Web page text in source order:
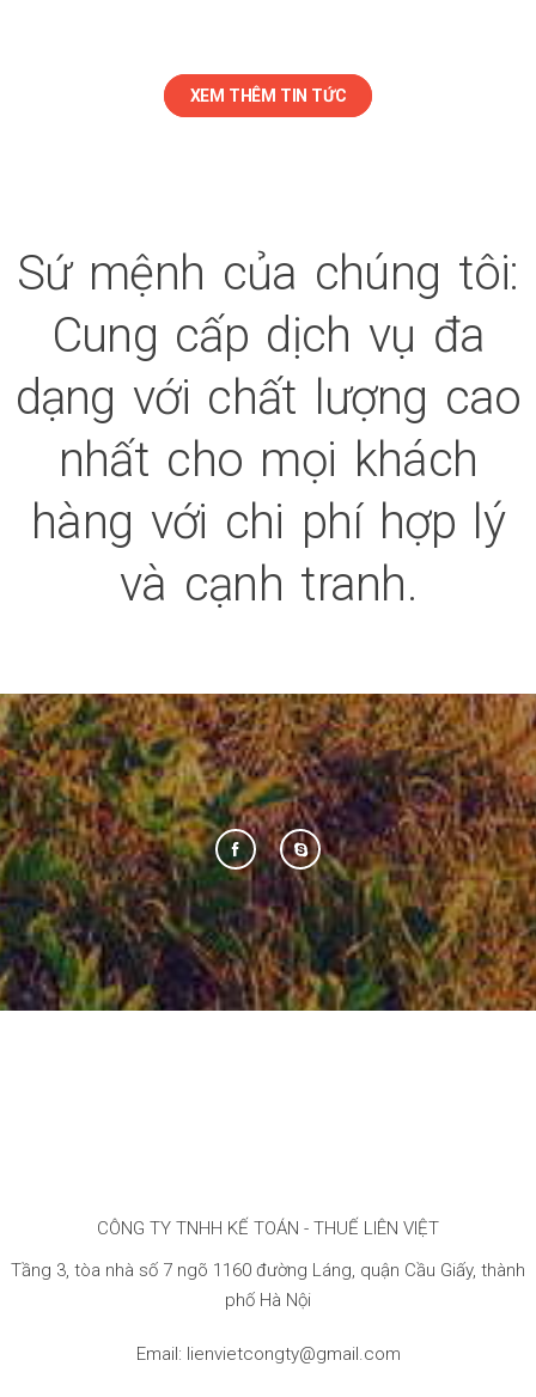
XEM THÊM TIN TỨC
Sứ mệnh của chúng tôi:
Cung cấp dịch vụ đa
dạng với chất lượng cao
nhất cho mọi khách
hàng với chi phí hợp lý
và cạnh tranh.
CÔNG TY TNHH KẾ TOÁN - THUẾ LIÊN VIỆT
Tầng 3, tòa nhà số 7 ngõ 1160 đường Láng, quận Cầu Giấy, thành
phố Hà Nội
Email: lienvietcongty@gmail.com